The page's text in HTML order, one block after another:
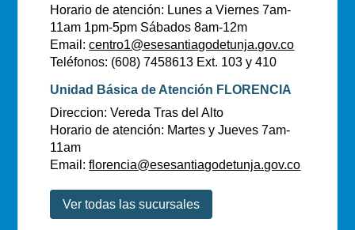
Horario de atención: Lunes a Viernes 7am-
11am 1pm-5pm Sábados 8am-12m
Email:centro1@esesantiagodetunja.gov.co
Teléfonos: (608) 7458613 Ext. 103 y 410
Unidad Básica de Atención FLORENCIA
Direccion: Vereda Tras del Alto
Horario de atención: Martes y Jueves 7am-
11am
Email:florencia@esesantiagodetunja.gov.co
Ver todas las sucursales